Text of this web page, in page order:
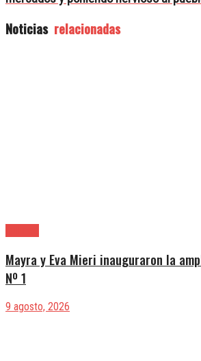
Noticias relacionadas
Mayra y Eva Mieri inauguraron la
Nº 1
9 agosto, 2026